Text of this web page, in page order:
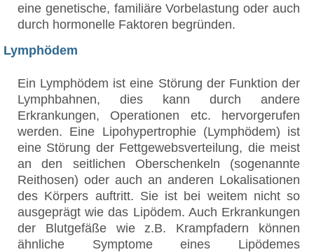
eine genetische, familiäre Vorbelastung oder auch
durch hormonelle Faktoren begründen.
Lymphödem
Ein Lymphödem ist eine Störung der Funktion der
Lymphbahnen, dies kann durch andere
Erkrankungen, Operationen etc. hervorgerufen
werden. Eine Lipohypertrophie (Lymphödem) ist
eine Störung der Fettgewebsverteilung, die meist
an den seitlichen Oberschenkeln (sogenannte
Reithosen) oder auch an anderen Lokalisationen
des Körpers auftritt. Sie ist bei weitem nicht so
ausgeprägt wie das Lipödem. Auch Erkrankungen
der Blutgefäße wie z.B. Krampfadern können
ähnliche Symptome eines Lipödemes